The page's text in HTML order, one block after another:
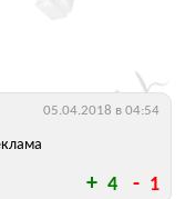
4 1
05.04.2018 в 04:54